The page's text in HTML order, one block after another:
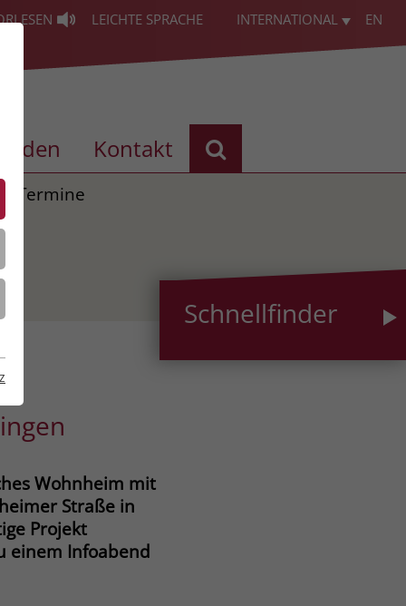
LEICHTE SPRACHE INTERNATIONAL EN
Kontakt
Termine
Schnellfinder
Wohnheim mit
Straße in
Projekt
einem Infoabend